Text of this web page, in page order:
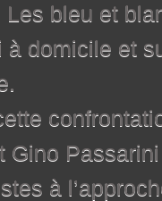
Les bleu et
à domicile et
battre.
Gino
à